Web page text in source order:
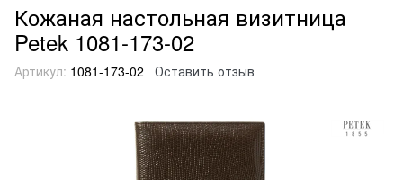
Кожаная настольная визитница
Petek 1081-173-02
Артикул: 1081-173-02 Оставить отзыв